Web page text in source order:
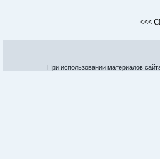
<<<
При использовании материалов